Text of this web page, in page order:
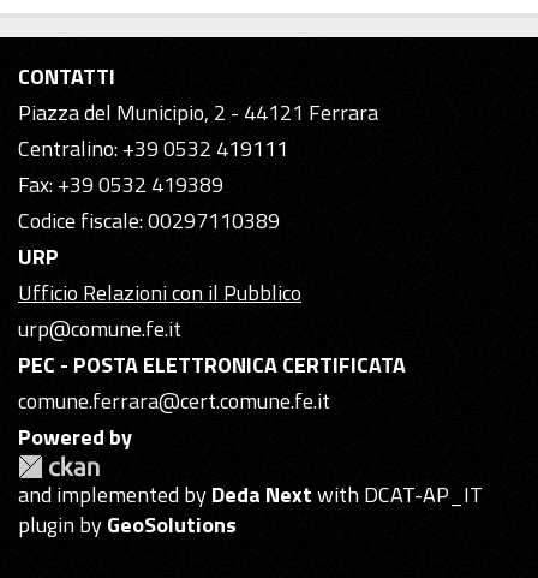
CONTATTI
Piazza del Municipio, 2 - 44121 Ferrara
Centralino: +39 0532 419111
Fax: +39 0532 419389
Codice fiscale: 00297110389
URP
Ufficio Relazioni con il Pubblico
urp@comune.fe.it
PEC - POSTA ELETTRONICA CERTIFICATA
comune.ferrara@cert.comune.fe.it
Powered by
and implemented byDeda Nextwith DCAT-AP_IT
plugin byGeoSolutions